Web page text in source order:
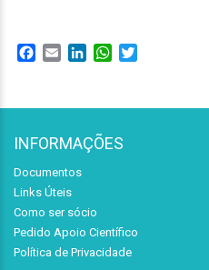
Facebook
Email LinkedInWhatsApp
INFORMAÇÕES
Documentos
Links Úteis
Como ser sócio
Pedido Apoio Científico
Política de Privacidade